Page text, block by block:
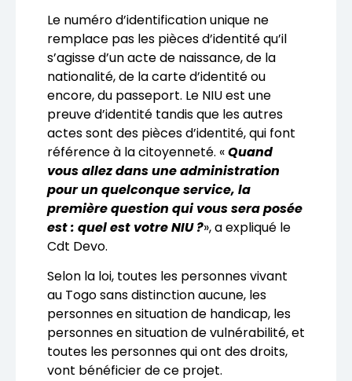
Le numéro d’identification unique ne
remplace pas les pièces d’identité qu’il
s’agisse d’un acte de naissance, de la
nationalité, de la carte d’identité ou
encore, du passeport. Le NIU est une
preuve d’identité tandis que les autres
actes sont des pièces d’identité, qui font
référence à la citoyenneté. «Quand
vous allez dans une administration
pour un quelconque service, la
première question qui vous sera posée
est : quel est votre NIU ?», a expliqué le
Cdt Devo.
Selon la loi, toutes les personnes vivant
au Togo sans distinction aucune, les
personnes en situation de handicap, les
personnes en situation de vulnérabilité, et
toutes les personnes qui ont des droits,
vont bénéficier de ce projet.